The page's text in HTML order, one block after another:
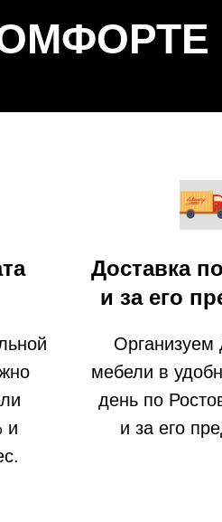
и
Доставка
и за его
Организуем
мебели в
день по
и за его